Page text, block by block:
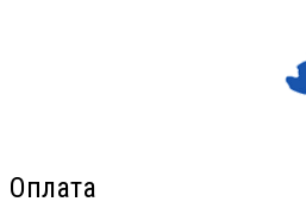
Оплата